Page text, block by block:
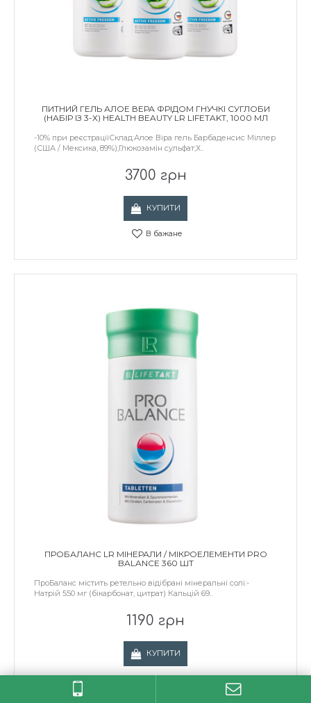
ПИТНИЙ ГЕЛЬ АЛОЕ ВЕРА ФРІДОМ ГНУЧКІ СУГЛОБИ
(НАБІР ІЗ 3-Х) HEALTH BEAUTY LR LIFETAKT, 1000 МЛ
-10% при реєстраціїСклад:Алое Віра гель Барбаденсис Міллер
(США / Мексика, 89%);Глюкозамін сульфат;Х..
3700 грн
КУПИТИ
В бажане
ПРОБАЛАНС LR МІНЕРАЛИ / МІКРОЕЛЕМЕНТИ PRO
BALANCE 360 ШТ
ПроБаланс містить ретельно відібрані мінеральні солі:-
Натрій 550 мг (бікарбонат, цитрат) Кальцій 69..
1190 грн
КУПИТИ